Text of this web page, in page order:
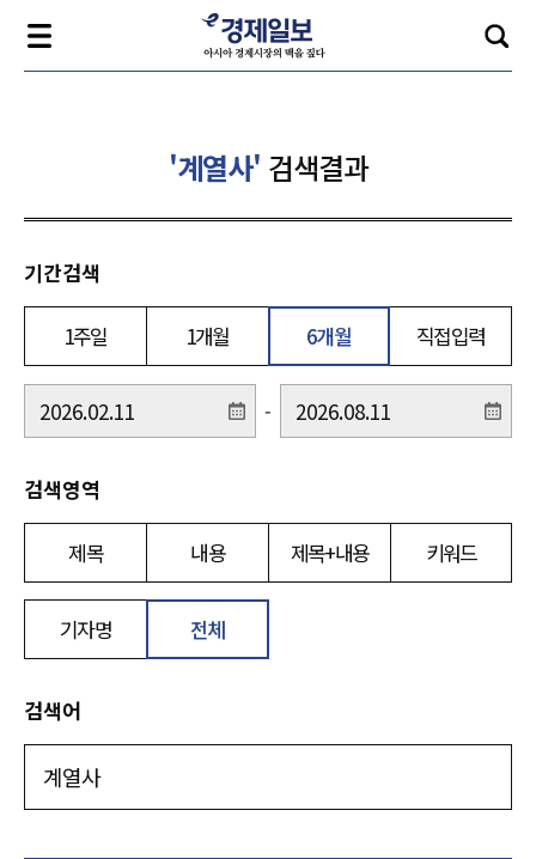
'계열사' 검색결과
기간검색
1주일 1개월 6개월 직접입력
-
검색영역
제목 내용 제목+내용 키워드
기자명 전체
검색어